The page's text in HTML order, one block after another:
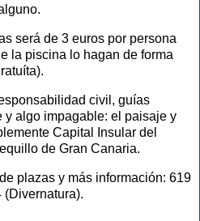
será de 3 euros por persona
la piscina lo hagan de forma
civil, guías
y algo impagable: el paisaje y
Capital Insular del
de Gran Canaria.
plazas y más información: 619
(Divernatura).